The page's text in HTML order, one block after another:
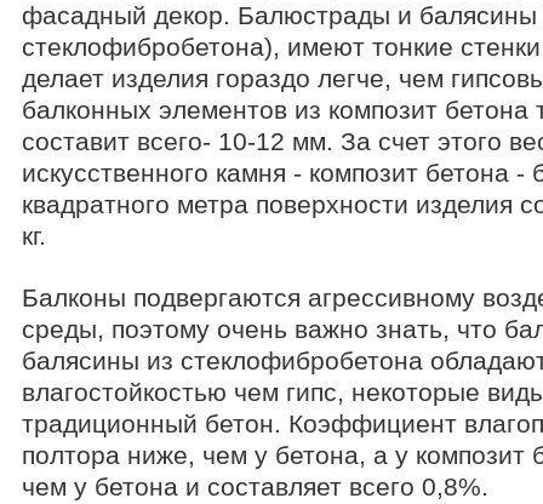
фасадный декор. Балюстрады и
стеклофибробетона), имеют тонкие
делает изделия гораздо легче, чем
балконных элементов из композит бетона
составит всего- 10-12 мм. За счет этого
искусственного камня - композит бетона
квадратного метра поверхности изделия
кг.
Балконы подвергаются агрессивному
среды, поэтому очень важно знать, что
балясины из стеклофибробетона
влагостойкостью чем гипс, некоторые
традиционный бетон. Коэффициент
полтора ниже, чем у бетона, а у композит
чем у бетона и составляет всего 0,8%.